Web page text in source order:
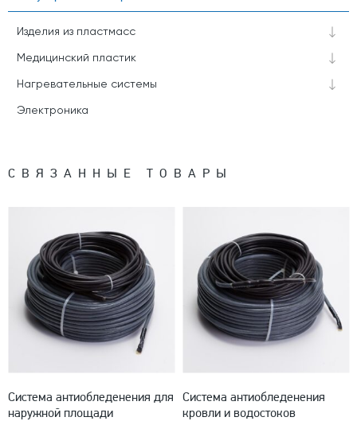
Изделия из пластмасс
Медицинский пластик
Нагревательные системы
Электроника
СВЯЗАННЫЕ ТОВАРЫ
Система антиобледенения для
наружной площади
Система антиобледенения
кровли и водостоков